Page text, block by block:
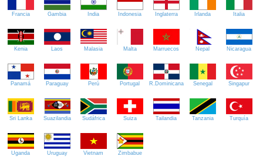
Francia Gambia India Indonesia Inglaterra Irlanda Italia
Kenia Laos Malasia Malta Marruecos Nepal Nicaragua
Panamá Paraguay Perú Portugal R.Dominicana Senegal Singapur
Sri Lanka Suazilandia Sudáfrica Suiza Tailandia Tanzania Turquía
Uganda Uruguay Vietnam Zimbabue